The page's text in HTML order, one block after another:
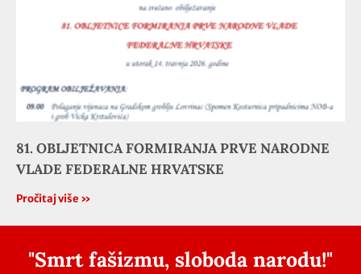
81. OBLJETNICA FORMIRANJA PRVE NARODNE
VLADE FEDERALNE HRVATSKE
Pročitaj više »
"Smrt fašizmu, sloboda narodu!"